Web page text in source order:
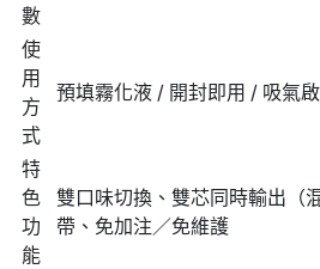
數
使
用
方
式
預填霧化液 / 開封即用 / 吸氣
特
色
功
能
雙口味切換、雙芯同時輸出（
帶、免加注／免維護